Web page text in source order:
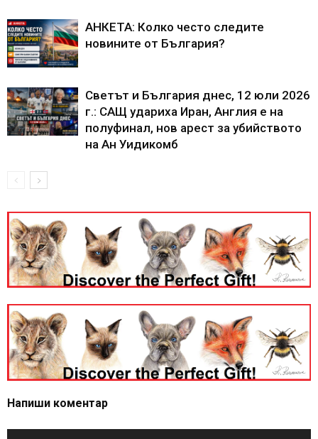
АНКЕТА: Колко често следите
новините от България?
Светът и България днес, 12 юли 2026
г.: САЩ удариха Иран, Англия е на
полуфинал, нов арест за убийството
на Ан Уидикомб
Напиши коментар